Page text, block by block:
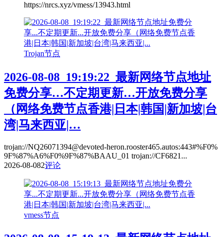
https://nrcs.xyz/vmess/13943.html
Trojan节点
2026-08-08_19:19:22_最新网络节点地址
免费分享…不定期更新…开放免费分享
（网络免费节点香港|日本|韩国|新加坡|台
湾|马来西亚|…
trojan://NQ26071394@devoted-heron.rooster465.autos:443#%F0%
9F%87%A6%F0%9F%87%BAAU_01 trojan://CF6821...
2026-08-082评论
vmess节点